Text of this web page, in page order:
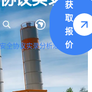
获
取
报
价
全协议实录分析汇报报告